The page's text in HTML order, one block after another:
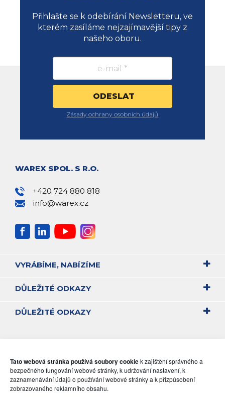
Tato webová stránka používá soubory cookiek zajištění správného a
bezpečného fungování webové stránky, k udržování nastavení, k
zaznamenávání údajů o používání webové stránky a k přizpůsobení
zobrazovaného reklamního obsahu.
Přihlašte se k odebírání Newsletteru, ve
kterém zasíláme nejzajímavější tipy z
našeho oboru.
Zásady ochrany osobních údajů
WAREX SPOL. S R.O.
+420 724 880 818
info@warex.cz
VYRÁBÍME, NABÍZÍME
DŮLEŽITÉ ODKAZY
DŮLEŽITÉ ODKAZY